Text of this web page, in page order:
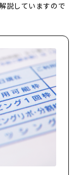
説していますので